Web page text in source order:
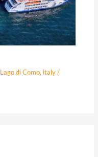
Lago di Como, italy/